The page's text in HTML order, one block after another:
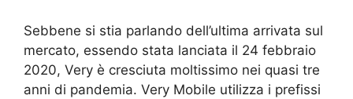
Sebbene si stia parlando dell’ultima arrivata sul
mercato, essendo stata lanciata il 24 febbraio
2020, Very è cresciuta moltissimo nei quasi tre
anni di pandemia. Very Mobile utilizza i prefissi